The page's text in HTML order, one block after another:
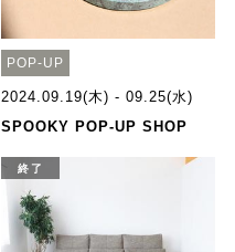
POP-UP
2024.09.19(木) - 09.25(水)
SPOOKY POP-UP SHOP
終了